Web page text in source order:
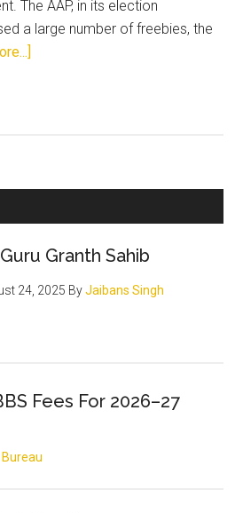
The AAP, in its election
a large number of freebies, the
Granth Sahib
24, 2025 ByJaibans Singh
Fees For 2026–27
Bureau